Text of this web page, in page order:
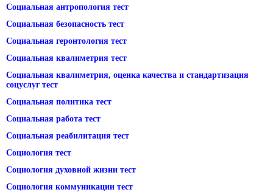
Социальная антропология тест
Социальная безопасность тест
Социальная геронтология тест
Социальная квалиметрия тест
Социальная квалиметрия, оценка качества и стандартизация
соцуслуг тест
Социальная политика тест
Социальная работа тест
Социальная реабилитация тест
Социология тест
Социология духовной жизни тест
Социология коммуникации тест